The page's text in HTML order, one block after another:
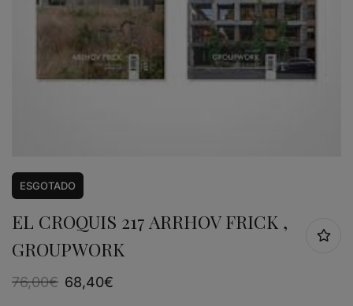
ESGOTADO
EL CROQUIS 217 ARRHOV FRICK ,
GROUPWORK
76,00€ 68,40€